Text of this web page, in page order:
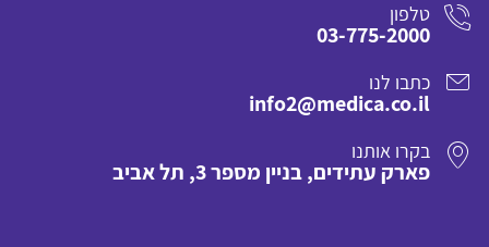
טלפון
03-775-2000
כתבו לנו
info2@medica.co.il
בקרו אותנו
פארק עתידים, בניין מספר 3, תל אביב